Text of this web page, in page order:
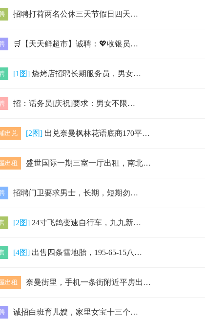
招聘打荷两名公休三天节假日四天包吃住手机号：19304752066
🛒【天天鲜超市】诚聘：💖收银员、理货员5名💖生鲜销售人员10名💷工资：3500--4000☎️求职热线：13488589382175…
[1图] 烧烤店招聘长期服务员，男女不限。上班时间下午五点到晚上一点。工资待遇优厚联系电话1594705257813848938650
招：话务员[庆祝]要求：男女不限，沟通能力强。、口齿伶俐，有责任心，有经验优先，蒙汉均可[庆祝]薪资待遇：3000～6000元不等。[庆祝]…
出兑 [2图] 出兑奈曼枫林花语底商170平米，带一年半房租，因家中有事出兑
出租 盛世国际一期三室一厅出租，南北通透，联系电话15144812172
招聘门卫要求男士，长期，短期勿扰，年龄60岁以下，有保安证优先招聘助理负责日常传达，会电脑，会制作小视频。工资面议电话15504752075
[2图] 24寸飞鸽变速自行车，九九新，没怎么骑，350
[4图] 出售四条雪地胎，195-65-15八成新，500元，换车用不上了，15004911860
出租 奈曼街里，手机一条街附近平房出租，临近六中，天平超市，卧龙，家具齐全15947353012
诚招白班育儿嫂，家里女宝十三个月，有育儿经验优先，爱干净有耐心，做简单家务。薪资可谈，有意者联系15750513847